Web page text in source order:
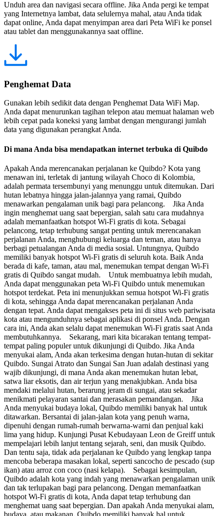
Unduh area dan navigasi secara offline. Jika Anda pergi ke tempat
yang Internetnya lambat, data selulernya mahal, atau Anda tidak
dapat online, Anda dapat menyimpan area dari Peta WiFi ke ponsel
atau tablet dan menggunakannya saat offline.
Penghemat Data
Gunakan lebih sedikit data dengan Penghemat Data WiFi Map.
Anda dapat menurunkan tagihan telepon atau memuat halaman web
lebih cepat pada koneksi yang lambat dengan mengurangi jumlah
data yang digunakan perangkat Anda.
Di mana Anda bisa mendapatkan internet terbuka di Quibdo
Apakah Anda merencanakan perjalanan ke Quibdo? Kota yang
menawan ini, terletak di jantung wilayah Choco di Kolombia,
adalah permata tersembunyi yang menunggu untuk ditemukan. Dari
hutan lebatnya hingga jalan-jalannya yang ramai, Quibdo
menawarkan pengalaman unik bagi para pelancong. Jika Anda
ingin menghemat uang saat bepergian, salah satu cara mudahnya
adalah memanfaatkan hotspot Wi-Fi gratis di kota. Sebagai
pelancong, tetap terhubung sangat penting untuk merencanakan
perjalanan Anda, menghubungi keluarga dan teman, atau hanya
berbagi petualangan Anda di media sosial. Untungnya, Quibdo
memiliki banyak hotspot Wi-Fi gratis di seluruh kota. Baik Anda
berada di kafe, taman, atau mal, menemukan tempat dengan Wi-Fi
gratis di Quibdo sangat mudah. Untuk membuatnya lebih mudah,
Anda dapat menggunakan peta Wi-Fi Quibdo untuk menemukan
hotspot terdekat. Peta ini menunjukkan semua hotspot Wi-Fi gratis
di kota, sehingga Anda dapat merencanakan perjalanan Anda
dengan tepat. Anda dapat mengakses peta ini di situs web pariwisata
kota atau mengunduhnya sebagai aplikasi di ponsel Anda. Dengan
cara ini, Anda akan selalu dapat menemukan Wi-Fi gratis saat Anda
membutuhkannya. Sekarang, mari kita bicarakan tentang tempat-
tempat paling populer untuk dikunjungi di Quibdo. Jika Anda
menyukai alam, Anda akan terkesima dengan hutan-hutan di sekitar
Quibdo. Sungai Atrato dan Sungai San Juan adalah destinasi yang
wajib dikunjungi, di mana Anda akan menemukan hutan lebat,
satwa liar eksotis, dan air terjun yang menakjubkan. Anda bisa
mendaki melalui hutan, berarung jeram di sungai, atau sekadar
menikmati pelayaran santai dan merasakan pemandangan. Jika
Anda menyukai budaya lokal, Quibdo memiliki banyak hal untuk
ditawarkan. Bersantai di jalan-jalan kota yang penuh warna,
dipenuhi dengan rumah-rumah berwarna-warni dan penjual kaki
lima yang hidup. Kunjungi Pusat Kebudayaan Leon de Greiff untuk
mempelajari lebih lanjut tentang sejarah, seni, dan musik Quibdo.
Dan tentu saja, tidak ada perjalanan ke Quibdo yang lengkap tanpa
mencoba beberapa masakan lokal, seperti sancocho de pescado (sup
ikan) atau arroz con coco (nasi kelapa). Sebagai kesimpulan,
Quibdo adalah kota yang indah yang menawarkan pengalaman unik
dan tak terlupakan bagi para pelancong. Dengan memanfaatkan
hotspot Wi-Fi gratis di kota, Anda dapat tetap terhubung dan
menghemat uang saat bepergian. Dan apakah Anda menyukai alam,
budaya, atau makanan, Quibdo memiliki banyak hal untuk